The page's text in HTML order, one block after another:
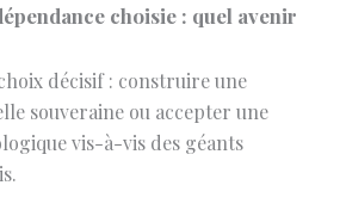
souveraine ou accepter une
vis-à-vis des géants
Histoire d’un partenariat franco-
l’aviation